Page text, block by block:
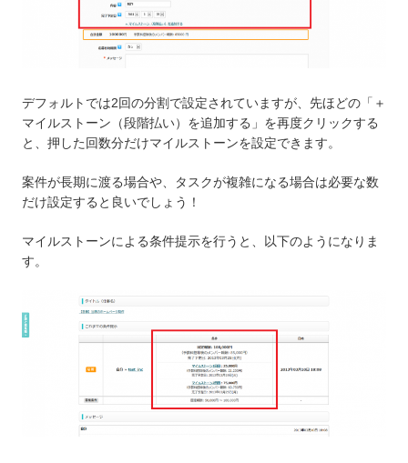
デフォルトでは2回の分割で設定されていますが、先ほどの「＋
マイルストーン（段階払い）を追加する」を再度クリックする
と、押した回数分だけマイルストーンを設定できます。
案件が長期に渡る場合や、タスクが複雑になる場合は必要な数
だけ設定すると良いでしょう！
マイルストーンによる条件提示を行うと、以下のようになりま
す。